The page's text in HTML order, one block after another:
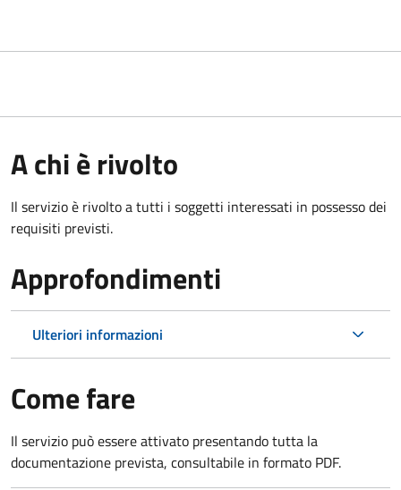
A chi è rivolto
Il servizio è rivolto a tutti i soggetti interessati in possesso dei
requisiti previsti.
Approfondimenti
Ulteriori informazioni
Come fare
Il servizio può essere attivato presentando tutta la
documentazione prevista, consultabile in formato PDF.